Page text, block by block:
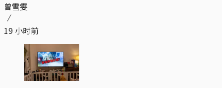
曾雪雯
19 小时前